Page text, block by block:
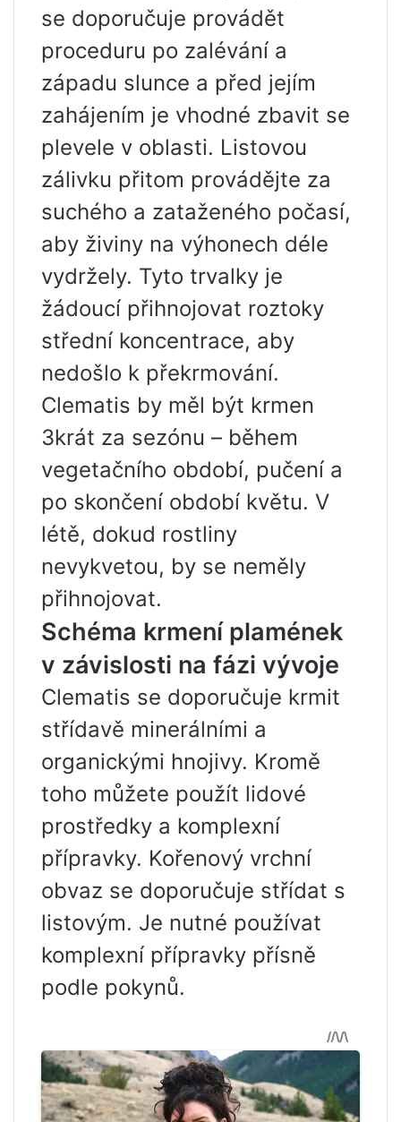
se doporučuje provádět
proceduru po zalévání a
západu slunce a před jejím
zahájením je vhodné zbavit se
plevele v oblasti. Listovou
zálivku přitom provádějte za
suchého a zataženého počasí,
aby živiny na výhonech déle
vydržely. Tyto trvalky je
žádoucí přihnojovat roztoky
střední koncentrace, aby
nedošlo k překrmování.
Clematis by měl být krmen
3krát za sezónu – během
vegetačního období, pučení a
po skončení období květu. V
létě, dokud rostliny
nevykvetou, by se neměly
přihnojovat.
Schéma krmení plamének
v závislosti na fázi vývoje
Clematis se doporučuje krmit
střídavě minerálními a
organickými hnojivy. Kromě
toho můžete použít lidové
prostředky a komplexní
přípravky. Kořenový vrchní
obvaz se doporučuje střídat s
listovým. Je nutné používat
komplexní přípravky přísně
podle pokynů.